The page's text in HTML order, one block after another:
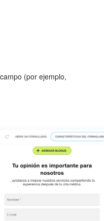
(por ejemplo,